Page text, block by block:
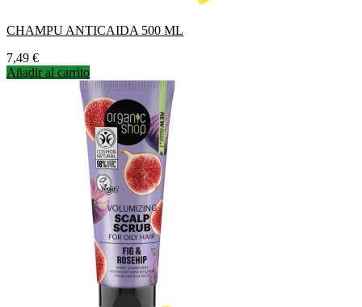
CHAMPU ANTICAIDA 500 ML
Precio
7,49 €
Añadir al carrito